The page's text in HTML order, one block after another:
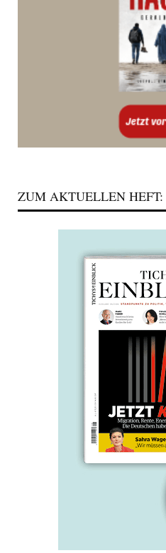
ZUM AKTUELLEN HEFT: